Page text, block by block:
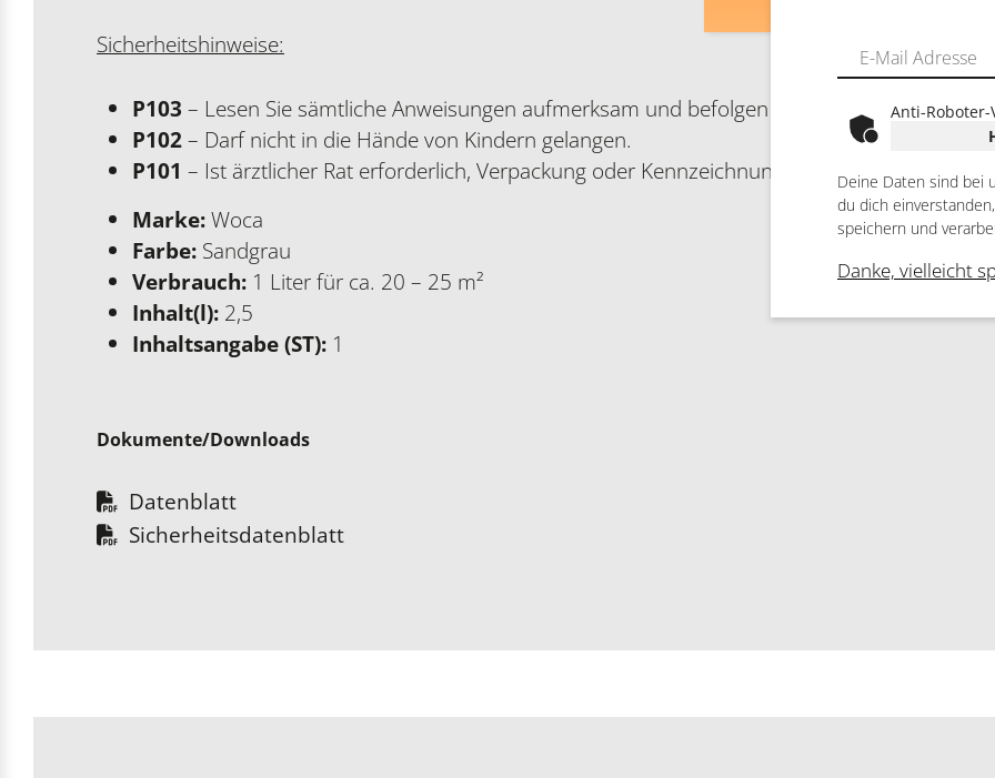
Sicherheitshinweise:
P103 – Lesen Sie sämtliche Anweisungen aufmerksam und befolgen Sie diese.
P102– Darf nicht in die Hände von Kindern gelangen.
P101 – Ist ärztlicher Rat erforderlich, Verpackung oder Kennzeichnungsetikett bereithalten.
Marke:Woca
Farbe: Sandgrau
Verbrauch: 1 Liter für ca. 20 – 25 m²
Inhalt(l): 2,5
Inhaltsangabe (ST): 1
Dokumente/Downloads
Datenblatt
Sicherheitsdatenblatt
Anti-
Deine Daten sind bei
du dich
speichern und
Danke, vielleicht